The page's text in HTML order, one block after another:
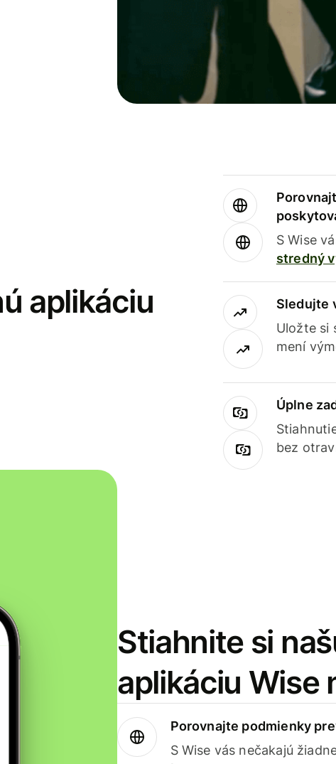
aplikáciu
S Wise
stredný
Sledujte
Uložte si
mení
Úplne
bez
Stiahnite si
aplikáciu Wise
Porovnajte podmienky
S Wise vás nečakajú